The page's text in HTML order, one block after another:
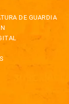
DE GUARDIA